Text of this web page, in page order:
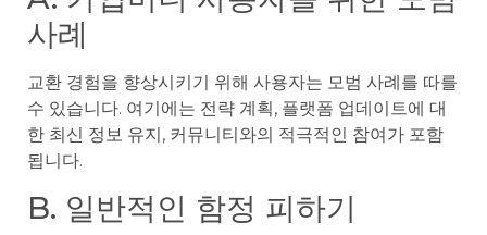
사례
교환 경험을 향상시키기 위해 사용자는 모범 사례를 따를
수 있습니다. 여기에는 전략 계획, 플랫폼 업데이트에 대
한 최신 정보 유지, 커뮤니티와의 적극적인 참여가 포함
됩니다.
B. 일반적인 함정 피하기